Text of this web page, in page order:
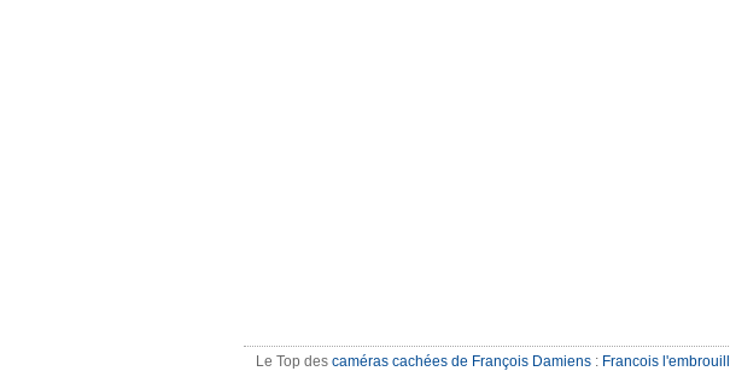
Le Top des caméras cachées de François Damiens : Francois